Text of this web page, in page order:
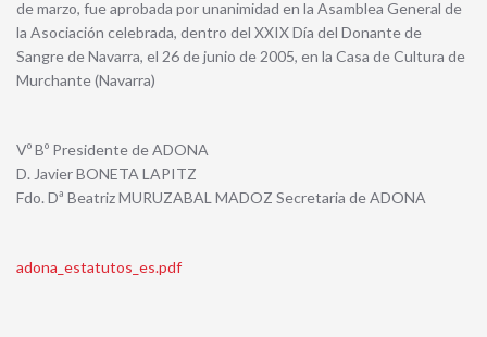
de marzo, fue aprobada por unanimidad en la Asamblea General de
la Asociación celebrada, dentro del XXIX Día del Donante de
Sangre de Navarra, el 26 de junio de 2005, en la Casa de Cultura de
Murchante (Navarra)
Vº Bº Presidente de ADONA
D. Javier BONETA LAPITZ
Fdo. Dª Beatriz MURUZABAL MADOZ Secretaria de ADONA
adona_estatutos_es.pdf